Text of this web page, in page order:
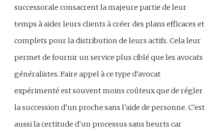
successorale consacrent la majeure partie de leur
temps à aider leurs clients à créer des plans efficaces et
complets pour la distribution de leurs actifs. Cela leur
permet de fournir un service plus ciblé que les avocats
généralistes. Faire appel à ce type d'avocat
expérimenté est souvent moins coûteux que de régler
la succession d'un proche sans l'aide de personne. C'est
aussi la certitude d'un processus sans heurts car